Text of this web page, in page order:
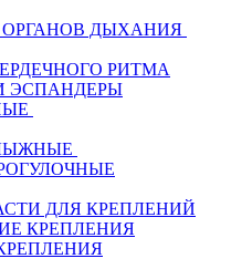
ДЫХАНИЯ
РИТМА
ЭСПАНДЕРЫ
ДЛЯ КРЕПЛЕНИЙ
КРЕПЛЕНИЯ